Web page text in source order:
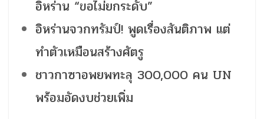
อิหร่าน “ขอไม่ยกระดับ”
อิหร่านจวกทรัมป์! พูดเรื่องสันติภาพ แต่
ทำตัวเหมือนสร้างศัตรู
ชาวกาซาอพยพทะลุ 300,000 คน UN
พร้อมอัดงบช่วยเพิ่ม